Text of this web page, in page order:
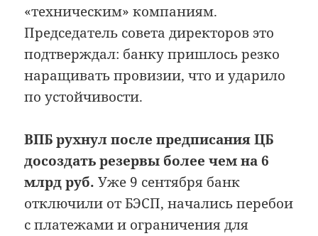
«техническим» компаниям.
Председатель совета директоров это
подтверждал: банку пришлось резко
наращивать провизии, что и ударило
по устойчивости.
ВПБ рухнул после предписания ЦБ
досоздать резервы более чем на 6
млрд руб. Уже 9 сентября банк
отключили от БЭСП, начались перебои
с платежами и ограничения для